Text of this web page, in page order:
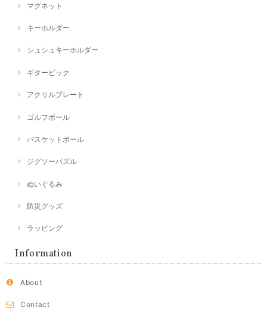
マグネット
キーホルダー
シュシュキーホルダー
ギターピック
アクリルプレート
ゴルフボール
バスケットボール
ジグソーパズル
ぬいぐるみ
防災グッズ
ラッピング
Information
About
Contact